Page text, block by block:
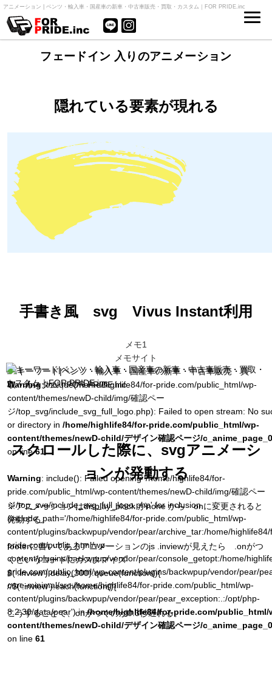
アニメーション | ベンツ・輸入車・国産車の新車・中古車販売・買取・カスタム｜FOR PRIDE.inc
フェードイン 入りのアニメーション
隠れている要素が現れる
手書き風 svg Vivus Instant利用
メモ1
メモサイト
Warning: include(/home/highlife84/for-pride.com/public_html/wp-
content/themes/newD-child/img/確認ペー
ジ/top_svg/include_svg_full_logo.php): Failed to open stream: No
or directory in /home/highlife84/for-pride.com/public_html/wp-
content/themes/newD-child/デザイン確認ページ/
on line61
Warning: include(): Failed opening '/home/highlife84/for-
pride.com/public_html/wp-content/themes/newD-child/img/確認ペー
ジ/top_svg/include_svg_full_logo.php' for inclusion
(include_path='/home/highlife84/for-pride.com/public_html/wp-
content/plugins/backwpup/vendor/pear/archive_tar:/home/
pride.com/public_html/wp-
content/plugins/backwpup/vendor/pear/console_getopt:/home/
pride.com/public_html/wp-content/plugins/backwpup/vendor/pear/
core-minimal/src:/home/highlife84/for-pride.com/public_html/wp-
content/plugins/backwpup/vendor/pear/pear_exception:.:/opt/php-
8.2.30/data/pear') in/home/highlife84/for-pride.com/public_html/
content/themes/newD-child/デザイン確認ページ/
on line 61
スクロールした際に、svgアニメーシ
ョンが発動する
※アニメーションはdisplay_block がnone から onに変更されると
発動する。
footerに書いてあるアニメーションのjs .inviewが見えたら .onがつ
くというコードにカスタマイズ
$('.inview').delay(300).queue(function(){
//$('.inview').each(function(){
こうすることで、onがつくのが0.3秒遅れる。